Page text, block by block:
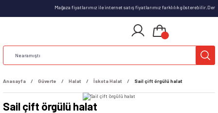
Mağaza fiyatlarımız ile internet satış fiyatlarımız farklılık
Anasayfa Güverte Halat İskota Halat Sail çift örgülü halat
Sail çift örgülü halat